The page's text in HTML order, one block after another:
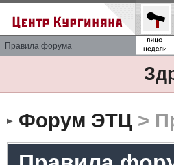
Правила форума
Форум ЭТЦ>